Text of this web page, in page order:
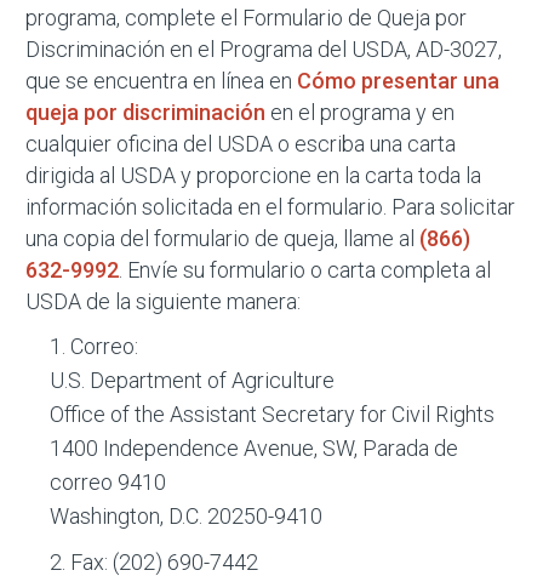
programa, complete el Formulario de Queja por
Discriminación en el Programa del USDA, AD-3027,
que se encuentra en línea en Cómo presentar una
queja por discriminación en el programa y en
cualquier oficina del USDA o escriba una carta
dirigida al USDA y proporcione en la carta toda la
información solicitada en el formulario. Para solicitar
una copia del formulario de queja, llame al (866)
632-9992 . Envíe su formulario o carta completa al
USDA de la siguiente manera:
Correo:
U.S. Department of Agriculture
Office of the Assistant Secretary for Civil Rights
1400 Independence Avenue, SW, Parada de
correo 9410
Washington, D.C. 20250-9410
Fax: (202) 690-7442